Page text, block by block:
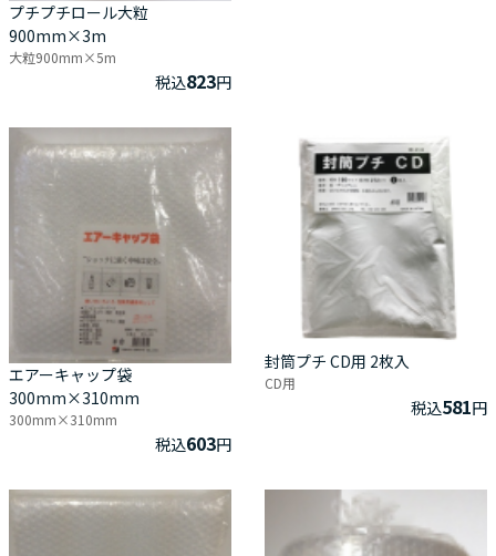
プチプチロール大粒
900mm×3m
大粒900mm×5m
税込823円
エアーキャップ袋
300mm×310mm
300mm×310mm
税込603円
封筒プチ CD用 2枚入
CD用
税込581円